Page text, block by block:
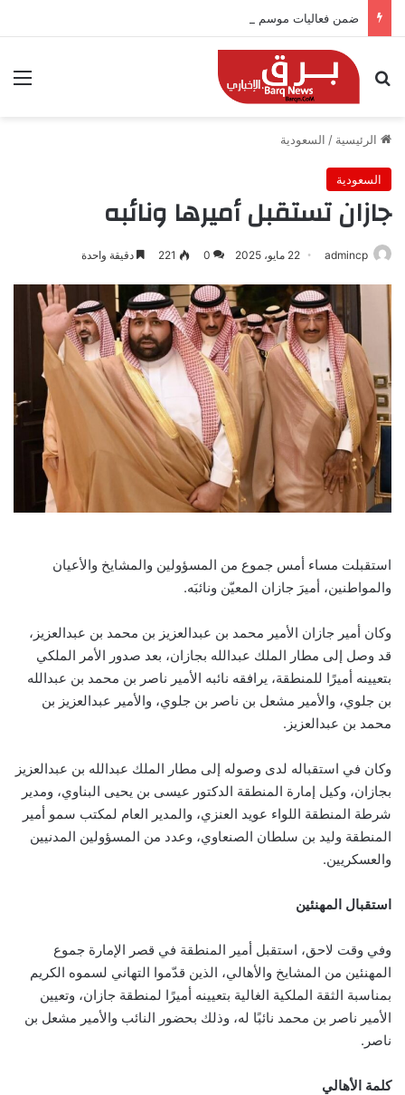
بحث عن
الرئيسية / السعودية
السعودية
جازان تستقبل أميرها ونائبه
admincp 22 مايو، 2025 0
221 دقيقة واحدة
استقبلت مساء أمس جموع من المسؤولين والمشايخ والأعيان
والمواطنين، أميرَ جازان المعيّن ونائبَه.
وكان أمير جازان الأمير محمد بن عبدالعزيز بن محمد بن عبدالعزيز،
قد وصل إلى مطار الملك عبدالله بجازان، بعد صدور الأمر الملكي
بتعيينه أميرًا للمنطقة، يرافقه نائبه الأمير ناصر بن محمد بن عبدالله
بن جلوي، والأمير مشعل بن ناصر بن جلوي، والأمير عبدالعزيز بن
محمد بن عبدالعزيز.
وكان في استقباله لدى وصوله إلى مطار الملك عبدالله بن عبدالعزيز
بجازان، وكيل إمارة المنطقة الدكتور عيسى بن يحيى البناوي، ومدير
شرطة المنطقة اللواء عويد العنزي، والمدير العام لمكتب سمو أمير
المنطقة وليد بن سلطان الصنعاوي، وعدد من المسؤولين المدنيين
والعسكريين.
استقبال المهنئين
وفي وقت لاحق، استقبل أمير المنطقة في قصر الإمارة جموع
المهنئين من المشايخ والأهالي، الذين قدّموا التهاني لسموه الكريم
بمناسبة الثقة الملكية الغالية بتعيينه أميرًا لمنطقة جازان، وتعيين
الأمير ناصر بن محمد نائبًا له، وذلك بحضور النائب والأمير مشعل بن
ناصر.
كلمة الأهالي